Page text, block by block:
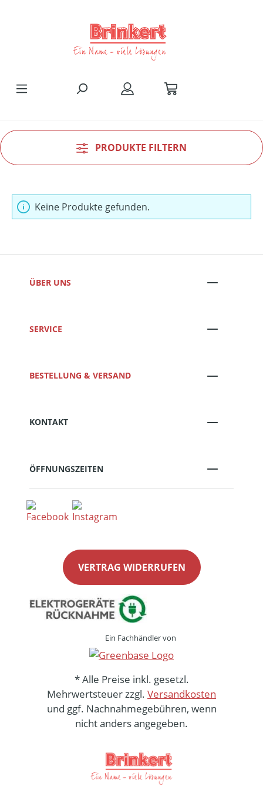
PRODUKTE FILTERN
Keine Produkte gefunden.
ÜBER UNS
SERVICE
BESTELLUNG & VERSAND
KONTAKT
ÖFFNUNGSZEITEN
VERTRAG WIDERRUFEN
Ein Fachhändler von
* Alle Preise inkl. gesetzl.
Mehrwertsteuer zzgl. Versandkosten
und ggf. Nachnahmegebühren, wenn
nicht anders angegeben.